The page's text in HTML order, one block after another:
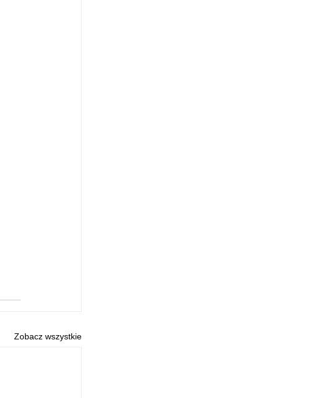
Zobacz wszystkie